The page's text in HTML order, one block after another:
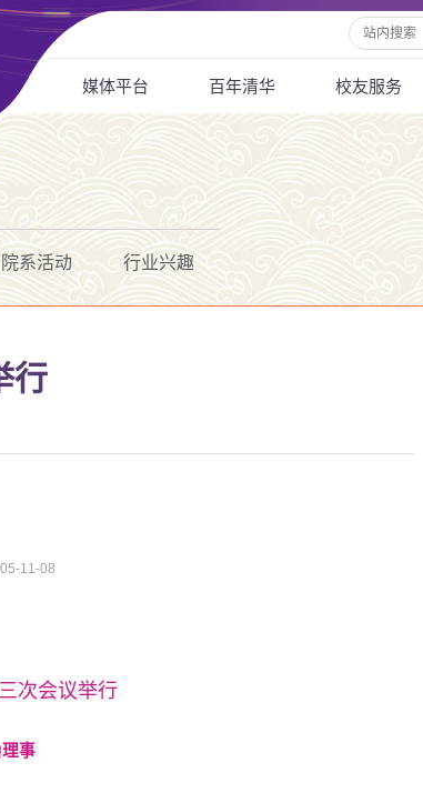
媒体平台 百年清华 校友服务
院系活动 行业兴趣
行
11-08
次会议举行
事